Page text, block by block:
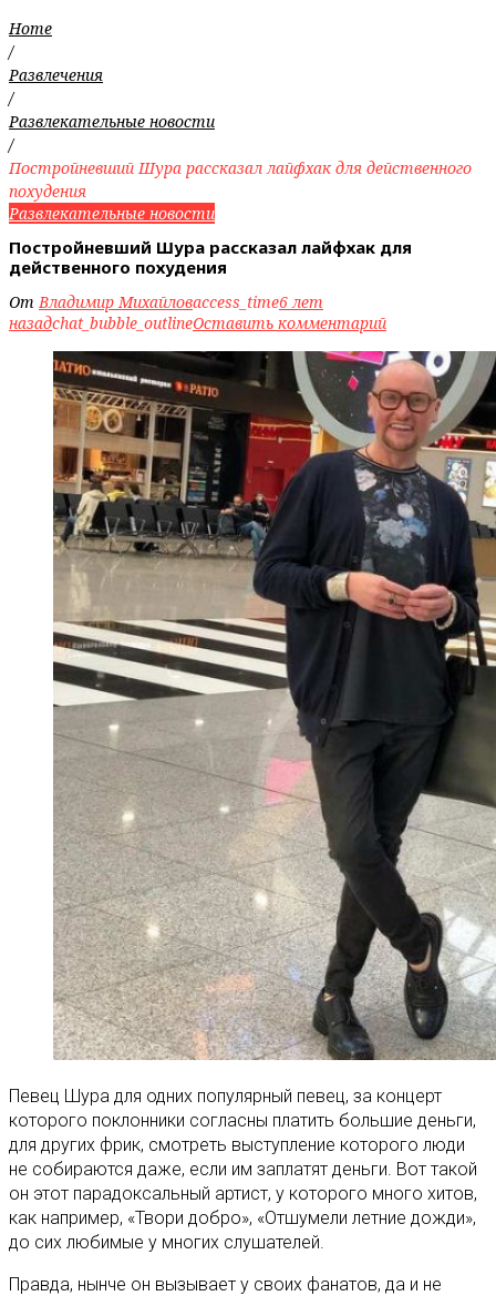
Home
/
Развлечения
/
Развлекательные новости
/
Постройневший Шура рассказал лайфхак для действенного
похудения
Развлекательные новости
Постройневший Шура рассказал лайфхак для
действенного похудения
ОтВладимир Михайловaccess_time6 лет
назадchat_bubble_outlineОставить комментарий
Певец Шура для одних популярный певец, за концерт
которого поклонники согласны платить большие деньги,
для других фрик, смотреть выступление которого люди
не собираются даже, если им заплатят деньги. Вот такой
он этот парадоксальный артист, у которого много хитов,
как например, «Твори добро», «Отшумели летние дожди»,
до сих любимые у многих слушателей.
Правда, нынче он вызывает у своих фанатов, да и не